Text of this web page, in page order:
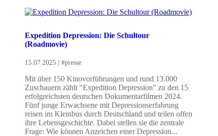
Expedition Depression: Die Schultour
(Roadmovie)
15.07.2025 |#presse
Mit über 150 Kinovorführungen und rund 13.000
Zuschauern zählt "Expedition Depression" zu den 15
erfolgreichsten deutschen Dokumentarfilmen 2024.
Fünf junge Erwachsene mit Depressionserfahrung
reisen im Kleinbus durch Deutschland und teilen offen
ihre Lebensgeschichte. Dabei stellen sie die zentrale
Frage: Wie können Anzeichen einer Depression...